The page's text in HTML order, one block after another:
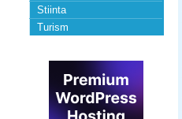
Stiinta
Turism